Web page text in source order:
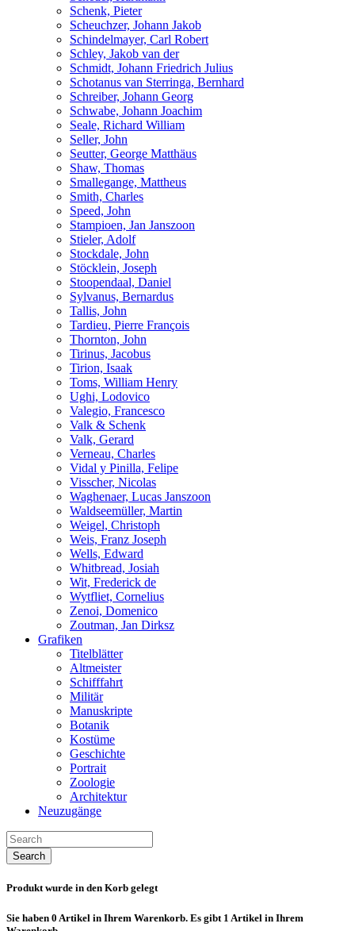
Schenk, Pieter
Scheuchzer, Johann Jakob
Schindelmayer, Carl Robert
Schley, Jakob van der
Schmidt, Johann Friedrich Julius
Schotanus van Sterringa, Bernhard
Schreiber, Johann Georg
Schwabe, Johann Joachim
Seale, Richard William
Seller, John
Seutter, George Matthäus
Shaw, Thomas
Smallegange, Mattheus
Smith, Charles
Speed, John
Stampioen, Jan Janszoon
Stieler, Adolf
Stockdale, John
Stöcklein, Joseph
Stoopendaal, Daniel
Sylvanus, Bernardus
Tallis, John
Tardieu, Pierre François
Thornton, John
Tirinus, Jacobus
Tirion, Isaak
Toms, William Henry
Ughi, Lodovico
Valegio, Francesco
Valk & Schenk
Valk, Gerard
Verneau, Charles
Vidal y Pinilla, Felipe
Visscher, Nicolas
Waghenaer, Lucas Janszoon
Waldseemüller, Martin
Weigel, Christoph
Weis, Franz Joseph
Wells, Edward
Whitbread, Josiah
Wit, Frederick de
Wytfliet, Cornelius
Zenoi, Domenico
Zoutman, Jan Dirksz
Grafiken
Titelblätter
Altmeister
Schifffahrt
Militär
Manuskripte
Botanik
Kostüme
Geschichte
Portrait
Zoologie
Architektur
Neuzugänge
Search
Produkt wurde in den Korb gelegt
Sie haben 0 Artikel in Ihrem Warenkorb. Es gibt 1 Artikel in Ihrem